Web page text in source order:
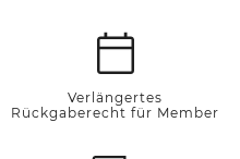
Verlängertes
Rückgaberecht für Member